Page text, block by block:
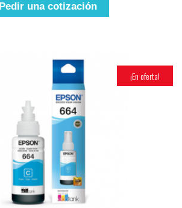
Pedir una cotización
¡En oferta!